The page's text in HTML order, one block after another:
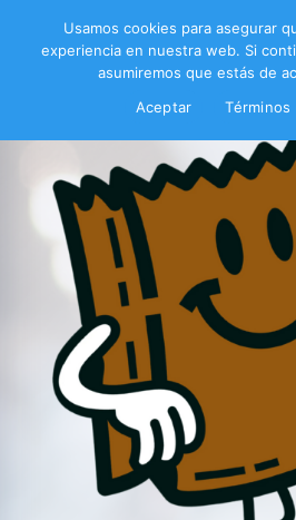
Usamos cookies para asegurar
experiencia en nuestra web. Si
asumiremos que estás de
Aceptar
Términos